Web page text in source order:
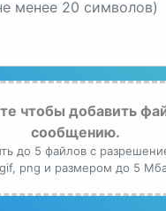
чтобы добавить
сообщению.
до 5 файлов с
png и размером до 5